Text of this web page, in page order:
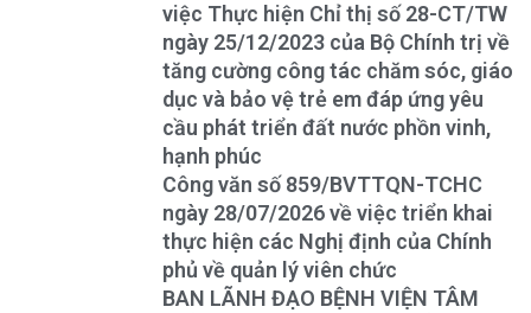
việc Thực hiện Chỉ thị số 28-CT/TW
ngày 25/12/2023 của Bộ Chính trị về
tăng cường công tác chăm sóc, giáo
dục và bảo vệ trẻ em đáp ứng yêu
cầu phát triển đất nước phồn vinh,
hạnh phúc
Công văn số 859/BVTTQN-TCHC
ngày 28/07/2026 về việc triển khai
thực hiện các Nghị định của Chính
phủ về quản lý viên chức
BAN LÃNH ĐẠO BỆNH VIỆN TÂM